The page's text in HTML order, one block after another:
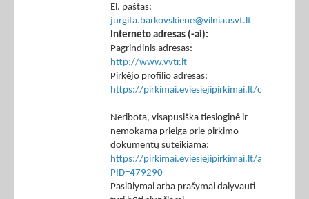
El. paštas:
jurgita.barkovskiene@vilniausvt.lt
Interneto adresas (-ai):
Pagrindinis adresas:
http://www.vvtr.lt
Pirkėjo profilio adresas:
https://pirkimai.eviesiejipirkimai.lt/ctm/
Neribota, visapusiška tiesioginė ir
nemokama prieiga prie pirkimo
dokumentų suteikiama:
https://pirkimai.eviesiejipirkimai.lt/app/rfq/
PID=479290
Pasiūlymai arba prašymai dalyvauti